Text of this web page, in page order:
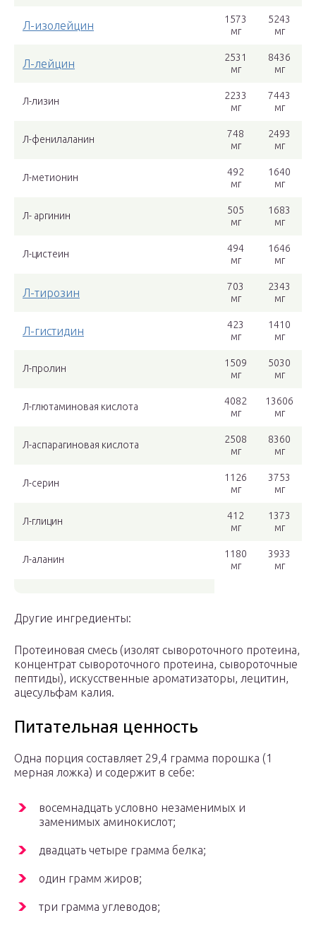
Л-изолейцин
1573
мг
5243
мг
Л-лейцин
2531
мг
8436
мг
Л-лизин
2233
мг
7443
мг
Л-фенилаланин
748
мг
2493
мг
Л-метионин
492
мг
1640
мг
Л- аргинин
505
мг
1683
мг
Л-цистеин
494
мг
1646
мг
Л-тирозин
703
мг
2343
мг
Л-гистидин
423
мг
1410
мг
Л-пролин
1509
мг
5030
мг
Л-глютаминовая кислота
4082
мг
13606
мг
Л-аспарагиновая кислота
2508
мг
8360
мг
Л-серин
1126
мг
3753
мг
Л-глицин
412
мг
1373
мг
Л-аланин
1180
мг
3933
мг
Другие ингредиенты:
Протеиновая смесь (изолят сывороточного протеина,
концентрат сывороточного протеина, сывороточные
пептиды), искусственные ароматизаторы, лецитин,
ацесульфам калия.
Питательная ценность
Одна порция составляет 29,4 грамма порошка (1
мерная ложка) и содержит в себе:
восемнадцать условно незаменимых и
заменимых аминокислот;
двадцать четыре грамма белка;
один грамм жиров;
три грамма углеводов;